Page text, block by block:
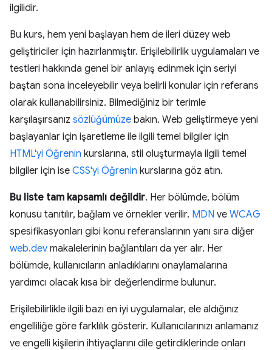
ilgilidir.
Bu kurs, hem yeni başlayan hem de ileri düzey web
geliştiriciler için hazırlanmıştır. Erişilebilirlik uygulamaları ve
testleri hakkında genel bir anlayış edinmek için seriyi
baştan sona inceleyebilir veya belirli konular için referans
olarak kullanabilirsiniz. Bilmediğiniz bir terimle
karşılaşırsanız sözlüğümüze bakın. Web geliştirmeye yeni
başlayanlar için işaretleme ile ilgili temel bilgiler için
HTML'yi Öğrenin kurslarına, stil oluşturmayla ilgili temel
bilgiler için ise CSS'yi Öğrenin kurslarına göz atın.
Bu liste tam kapsamlı değildir. Her bölümde, bölüm
konusu tanıtılır, bağlam ve örnekler verilir. MDN ve WCAG
spesifikasyonları gibi konu referanslarının yanı sıra diğer
web.dev makalelerinin bağlantıları da yer alır. Her
bölümde, kullanıcıların anladıklarını onaylamalarına
yardımcı olacak kısa bir değerlendirme bulunur.
Erişilebilirlikle ilgili bazı en iyi uygulamalar, ele aldığınız
engelliliğe göre farklılık gösterir. Kullanıcılarınızı anlamanız
ve engelli kişilerin ihtiyaçlarını dile getirdiklerinde onları